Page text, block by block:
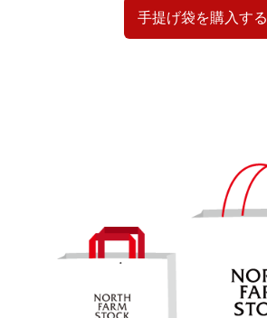
手提げ袋を購入する